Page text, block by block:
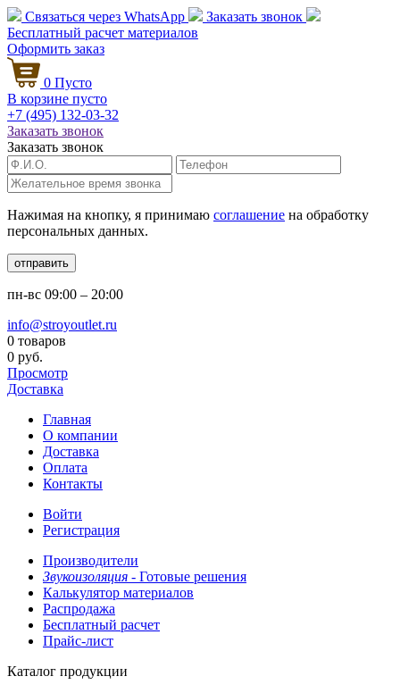
Связаться через WhatsApp
Заказать звонок
Бесплатный расчет материалов
Оформить заказ
0 Пусто
В корзине пусто
+7 (495) 132-03-32
Заказать звонок
Заказать звонок
Нажимая на кнопку, я принимаю соглашение на обработку
персональных данных.
отправить
пн-вс 09:00 – 20:00
info@stroyoutlet.ru
0 товаров
0 руб.
Просмотр
Доставка
Главная
О компании
Доставка
Оплата
Контакты
Войти
Регистрация
Производители
Звукоизоляция - Готовые решения
Калькулятор материалов
Распродажа
Бесплатный расчет
Прайс-лист
Каталог продукции